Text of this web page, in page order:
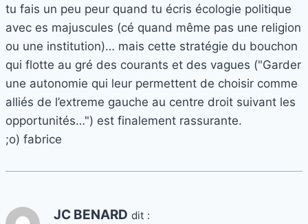
tu fais un peu peur quand tu écris écologie politique
avec es majuscules (cé quand même pas une religion
ou une institution)… mais cette stratégie du bouchon
qui flotte au gré des courants et des vagues ("Garder
une autonomie qui leur permettent de choisir comme
alliés de l’extreme gauche au centre droit suivant les
opportunités…") est finalement rassurante.
;o) fabrice
JC BENARD dit :